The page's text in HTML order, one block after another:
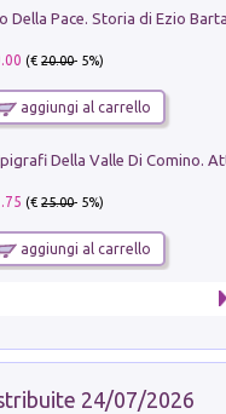
(€20.00- 5%)
aggiungi al carrello
(€25.00- 5%)
aggiungi al carrello
24/07/2026